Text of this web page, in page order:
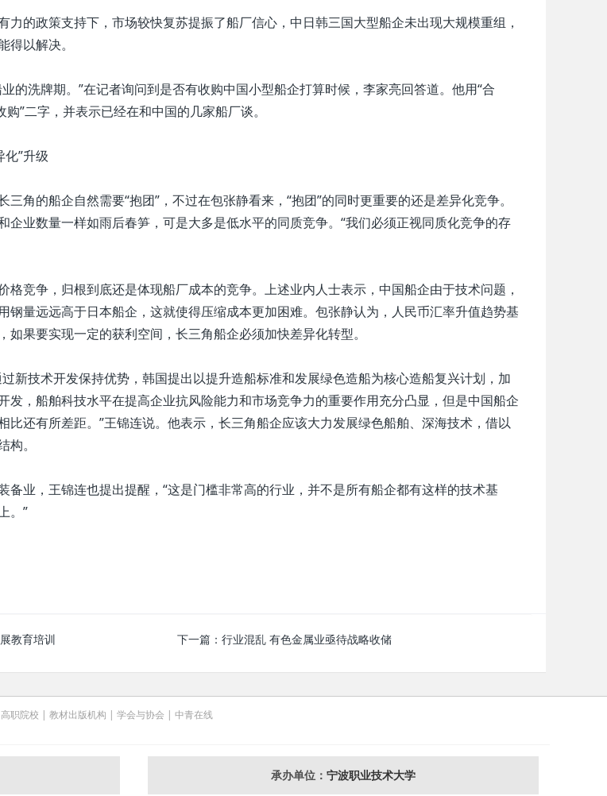
的政策支持下，市场较快复苏提振了船厂信心，中日韩三国大型船企未出现大规模重组，
以解决。
的洗牌期。”在记者询问到是否有收购中国小型船企打算时候，李家亮回答道。他用“合
”二字，并表示已经在和中国的几家船厂谈。
”升级
角的船企自然需要“抱团”，不过在包张静看来，“抱团”的同时更重要的还是差异化竞争。
企业数量一样如雨后春笋，可是大多是低水平的同质竞争。“我们必须正视同质化竞争的存
竞争，归根到底还是体现船厂成本的竞争。上述业内人士表示，中国船企由于技术问题，
钢量远远高于日本船企，这就使得压缩成本更加困难。包张静认为，人民币汇率升值趋势基
如果要实现一定的获利空间，长三角船企必须加快差异化转型。
新技术开发保持优势，韩国提出以提升造船标准和发展绿色造船为核心造船复兴计划，加
发，船舶科技水平在提高企业抗风险能力和市场竞争力的重要作用充分凸显，但是中国船企
比还有所差距。”王锦连说。他表示，长三角船企应该大力发展绿色船舶、深海技术，借以
。
业，王锦连也提出提醒，“这是门槛非常高的行业，并不是所有船企都有这样的技术基
。”
教育培训 下一篇： 行业混乱 有色金属业亟待战略收储
高职院校 | 教材出版机构 | 学会与协会 | 中青在线
承办单位： 宁波职业技术大学